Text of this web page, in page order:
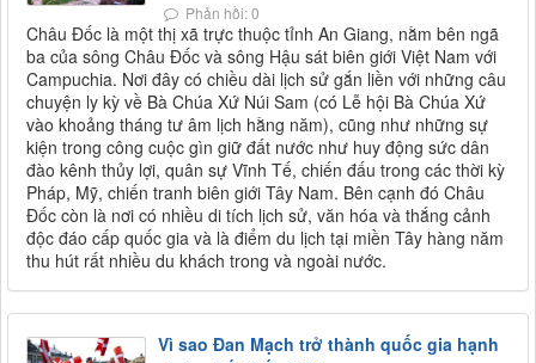
Phản hồi: 0
Châu Đốc là một thị xã trực thuộc tỉnh An Giang, nằm bên ngã
ba của sông Châu Đốc và sông Hậu sát biên giới Việt Nam với
Campuchia. Nơi đây có chiều dài lịch sử gắn liền với những câu
chuyện ly kỳ về Bà Chúa Xứ Núi Sam (có Lễ hội Bà Chúa Xứ
vào khoảng tháng tư âm lịch hằng năm), cũng như những sự
kiện trong công cuộc gìn giữ đất nước như huy động sức dân
đào kênh thủy lợi, quân sự Vĩnh Tế, chiến đấu trong các thời kỳ
Pháp, Mỹ, chiến tranh biên giới Tây Nam. Bên cạnh đó Châu
Đốc còn là nơi có nhiều di tích lịch sử, văn hóa và thắng cảnh
độc đáo cấp quốc gia và là điểm du lịch tại miền Tây hàng năm
thu hút rất nhiều du khách trong và ngoài nước.
Vì sao Đan Mạch trở thành quốc gia hạnh